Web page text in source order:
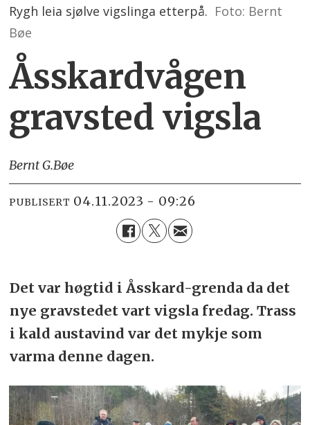
Rygh leia sjølve vigslinga etterpå. Foto: Bernt
Bøe
Åsskardvågen
gravsted vigsla
Bernt G.Bøe
PUBLISERT 04.11.2023 - 09:26
Det var høgtid i Åsskard-grenda da det
nye gravstedet vart vigsla fredag. Trass
i kald austavind var det mykje som
varma denne dagen.